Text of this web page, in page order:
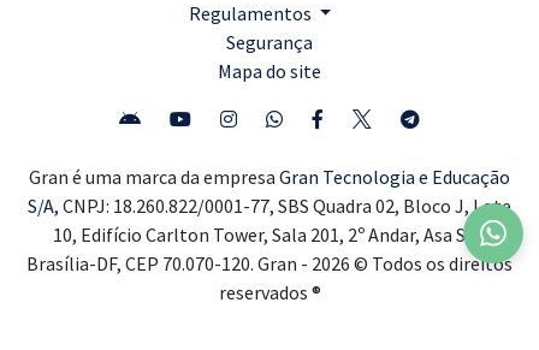
Regulamentos
Segurança
Mapa do site
Gran é uma marca da empresa Gran Tecnologia e Educação
S/A, CNPJ: 18.260.822/0001-77, SBS Quadra 02, Bloco J, Lote
10, Edifício Carlton Tower, Sala 201, 2º Andar, Asa Sul,
Brasília-DF, CEP 70.070-120. Gran - 2026 © Todos os direitos
reservados ®